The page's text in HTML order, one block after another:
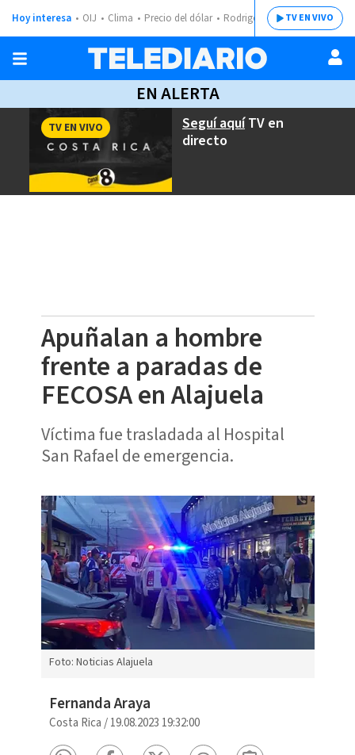
Hoy interesa OIJ Clima Precio del dólar Rodrigo ChavesTV EN VIVO
EN ALERTA
Seguí aquíTV en
directo
TV EN VIVO
Apuñalan a hombre
frente a paradas de
FECOSA en Alajuela
Víctima fue trasladada al Hospital
San Rafael de emergencia.
Foto: Noticias Alajuela
Fernanda Araya
Costa Rica /19.08.2023 19:32:00